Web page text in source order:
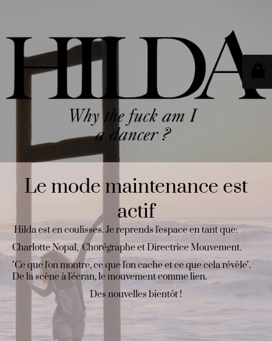
Le mode maintenance est
actif
Hilda est en coulisses. Je reprends l'espace en tant que:
Charlotte Nopal, Chorégraphe et Directrice Mouvement.
"Ce que l'on montre, ce que l'on cache et ce que cela révèle".
De la scène à l'écran, le mouvement comme lien.
Des nouvelles bientôt !